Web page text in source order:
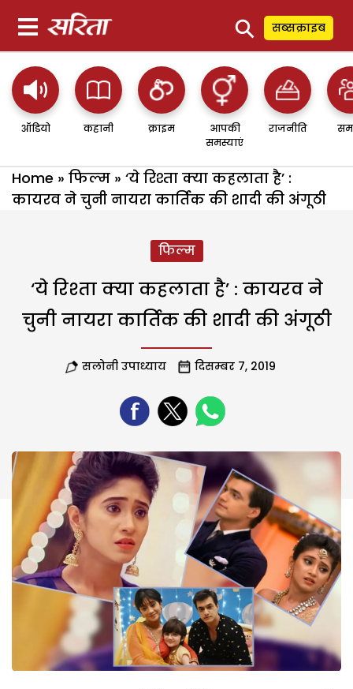
⚲ सब्सक्राइब
ऑडियो कहानी क्राइम
आपकी
समस्याएं
राजनीति
Home » फिल्म » ‘ये रिश्ता क्या कहलाता है’ :
कायरव ने चुनी नायरा कार्तिक की शादी की अंगूठी
फिल्म
‘ये रिश्ता क्या कहलाता है’ : कायरव ने
चुनी नायरा कार्तिक की शादी की अंगूठी
सलोनी उपाध्याय दिसम्बर 7, 2019